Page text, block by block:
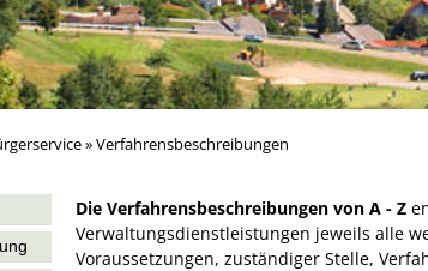
»Verfahrensbeschreibungen
Die Verfahrensbeschreibungen von A - Z
Verwaltungsdienstleistungen jeweils alle
Voraussetzungen, zuständiger Stelle,